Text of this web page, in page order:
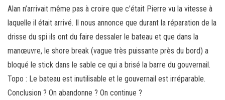
Alan n’arrivait même pas à croire que c’était Pierre vu la vitesse à
laquelle il était arrivé. Il nous annonce que durant la réparation de la
drisse du spi ils ont du faire dessaler le bateau et que dans la
manœuvre, le shore break (vague très puissante près du bord) a
bloqué le stick dans le sable ce qui a brisé la barre du gouvernail.
Topo : Le bateau est inutilisable et le gouvernail est irréparable.
Conclusion ? On abandonne ? On continue ?